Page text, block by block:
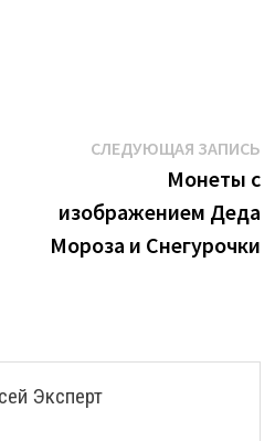
СЛЕДУЮЩАЯ ЗАПИСЬ
Монеты с
изображением Деда
Мороза и Снегурочки
Эксперт